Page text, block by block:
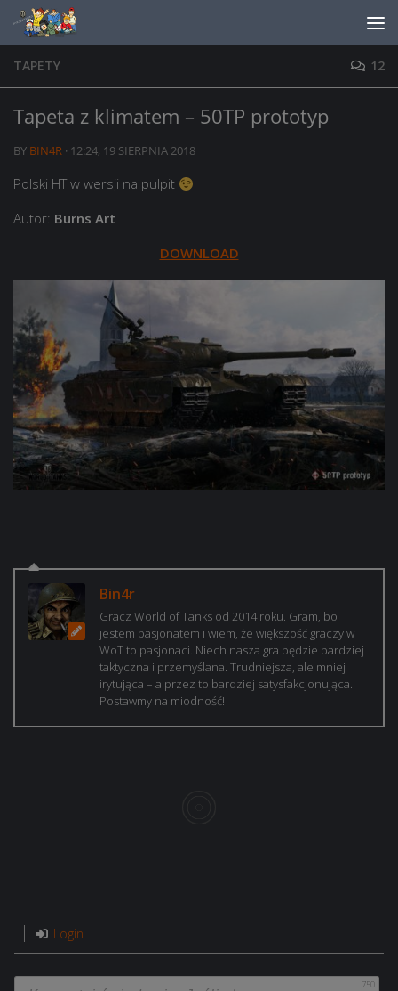
Skip to content
TAPETY 12
Tapeta z klimatem – 50TP prototyp
BY BIN4R · 12:24, 19 SIERPNIA 2018
Polski HT w wersji na pulpit
Autor: Burns Art
DOWNLOAD
Bin4r
Gracz World of Tanks od 2014 roku. Gram, bo
jestem pasjonatem i wiem, że większość graczy w
WoT to pasjonaci. Niech nasza gra będzie bardziej
taktyczna i przemyślana. Trudniejsza, ale mniej
irytująca – a przez to bardziej satysfakcjonująca.
Postawmy na miodność!
Login
750